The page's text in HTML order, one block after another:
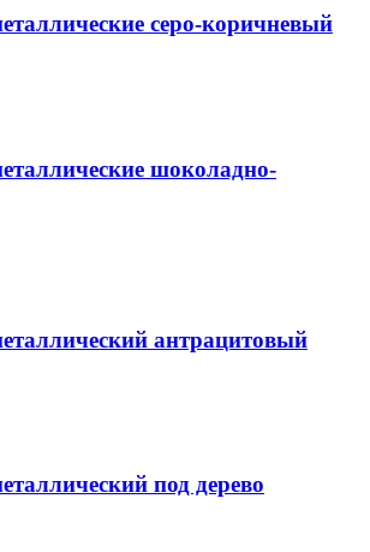
серо-коричневый
шоколадно-
антрацитовый
под дерево